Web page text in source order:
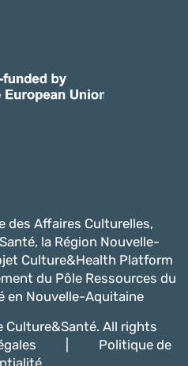
des Affaires Culturelles,
la Région Nouvelle-
Culture&Health Platform
du Pôle Ressources du
en Nouvelle-Aquitaine
Culture&Santé. All rights
Politique de